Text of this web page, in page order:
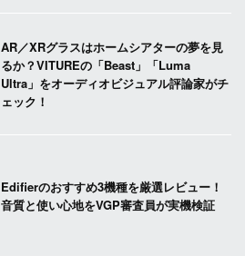
AR／XRグラスはホームシアターの夢を見
るか？VITUREの「Beast」「Luma
Ultra」をオーディオビジュアル評論家がチ
ェック！
Edifierのおすすめ3機種を厳選レビュー！
音質と使い心地をVGP審査員が実機検証